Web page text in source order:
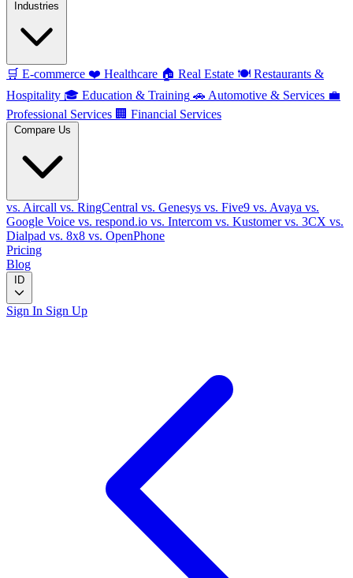
Industries
🛒 E-commerce ❤️ Healthcare 🏠 Real Estate 🍽️ Restaurants &
Hospitality 🎓 Education & Training 🚗 Automotive & Services 💼
Professional Services 🏢 Financial Services
Compare Us
vs. Aircall vs. RingCentral vs. Genesys vs. Five9 vs. Avaya vs.
Google Voice vs. respond.io vs. Intercom vs. Kustomervs. 3CX vs.
Dialpad vs. 8x8 vs. OpenPhone
Pricing
Blog
ID
Sign In Sign Up